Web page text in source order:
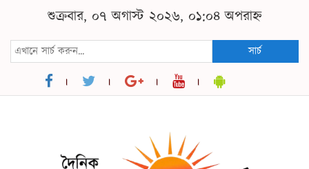
শুক্রবার, ০৭ অগাস্ট ২০২৬, ০১:০৪ অপরাহ্ন
সার্চ